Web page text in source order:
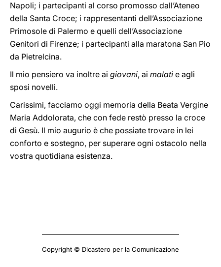
Napoli; i partecipanti al corso promosso dall’Ateneo
della Santa Croce; i rappresentanti dell’Associazione
Primosole di Palermo e quelli dell’Associazione
Genitori di Firenze; i partecipanti alla maratona San Pio
da Pietrelcina.
Il mio pensiero va inoltre ai giovani, ai malati e agli
sposi novelli.
Carissimi, facciamo oggi memoria della Beata Vergine
Maria Addolorata, che con fede restò presso la croce
di Gesù. Il mio augurio è che possiate trovare in lei
conforto e sostegno, per superare ogni ostacolo nella
vostra quotidiana esistenza.
Copyright © Dicastero per la Comunicazione